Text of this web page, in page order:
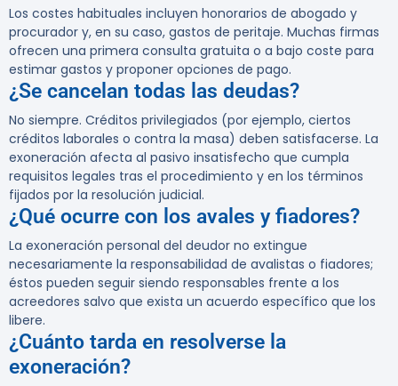
Los costes habituales incluyen honorarios de abogado y
procurador y, en su caso, gastos de peritaje. Muchas firmas
ofrecen una primera consulta gratuita o a bajo coste para
estimar gastos y proponer opciones de pago.
¿Se cancelan todas las deudas?
No siempre. Créditos privilegiados (por ejemplo, ciertos
créditos laborales o contra la masa) deben satisfacerse. La
exoneración afecta al pasivo insatisfecho que cumpla
requisitos legales tras el procedimiento y en los términos
fijados por la resolución judicial.
¿Qué ocurre con los avales y fiadores?
La exoneración personal del deudor no extingue
necesariamente la responsabilidad de avalistas o fiadores;
éstos pueden seguir siendo responsables frente a los
acreedores salvo que exista un acuerdo específico que los
libere.
¿Cuánto tarda en resolverse la
exoneración?